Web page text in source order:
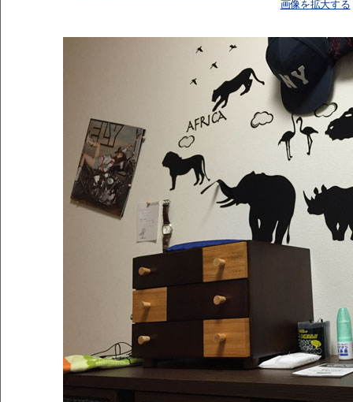
画像を拡大する